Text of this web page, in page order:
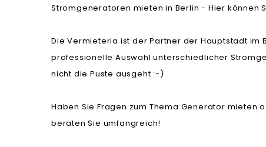
Stromgeneratoren mieten in Berlin - Hier
Die Vermieteria ist der Partner der Hauptstadt im
professionelle Auswahl unterschiedlicher
nicht die Puste ausgeht :-)
Haben Sie Fragen zum Thema Generator
beraten Sie umfangreich!